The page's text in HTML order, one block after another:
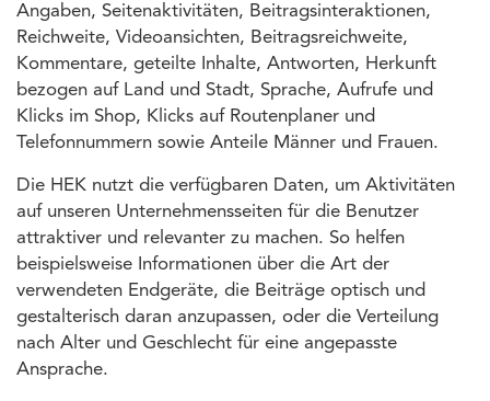
Angaben, Seitenaktivitäten, Beitragsinteraktionen,
Reichweite, Videoansichten, Beitragsreichweite,
Kommentare, geteilte Inhalte, Antworten, Herkunft
bezogen auf Land und Stadt, Sprache, Aufrufe und
Klicks im Shop, Klicks auf Routenplaner und
Telefonnummern sowie Anteile Männer und Frauen.
Die HEK nutzt die verfügbaren Daten, um Aktivitäten
auf unseren Unternehmensseiten für die Benutzer
attraktiver und relevanter zu machen. So helfen
beispielsweise Informationen über die Art der
verwendeten Endgeräte, die Beiträge optisch und
gestalterisch daran anzupassen, oder die Verteilung
nach Alter und Geschlecht für eine angepasste
Ansprache.